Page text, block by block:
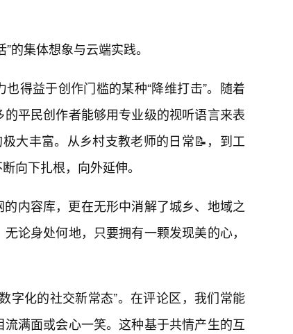
的集体想象与云端实践。
得益于创作门槛的某种“降维打击”。随着
平民创作者能够用专业级的视听语言来表
大丰富。从乡村支教老师的日常📝，到工
向下扎根，向外延伸。
内容库，更在无形中消解了城乡、地域之
论身处何地，只要拥有一颗发现美的心，
字化的社交新常态”。在评论区，我们常能
满面或会心一笑。这种基于共情产生的互